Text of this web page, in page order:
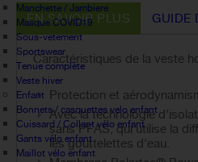
Manchette / Jambiere
Masque COVID19
Sous-vetement
Sportswear
Tenue complète
Veste hiver
Enfant
Bonnets / casquettes velo enfant
Cuissard / Collant vélo enfant
Gants vélo enfant
Maillot vélo enfant
EN SAVOIR PLUS GUIDE
Caractéristiques de la veste
Protection et
Avec la technologie
sans PFAS, qui utilise la
les gouttelettes d'eau.